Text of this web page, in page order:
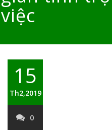
việc
15
Th2,2019
0